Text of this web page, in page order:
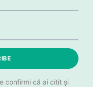
confirmi că ai citit și